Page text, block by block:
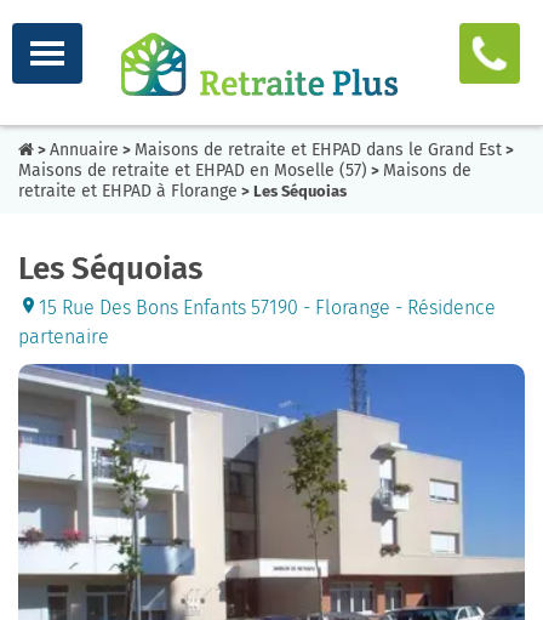
> Annuaire > Maisons de retraite et EHPAD dans le Grand Est >
Maisons de retraite et EHPAD en Moselle (57) > Maisons de
retraite et EHPAD à Florange > Les Séquoias
Les Séquoias
15 Rue Des Bons Enfants 57190 - Florange - Résidence
partenaire